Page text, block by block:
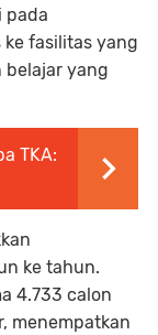
pada
ke fasilitas yang
belajar yang
TKA:
ke tahun.
4.733 calon
menempatkan